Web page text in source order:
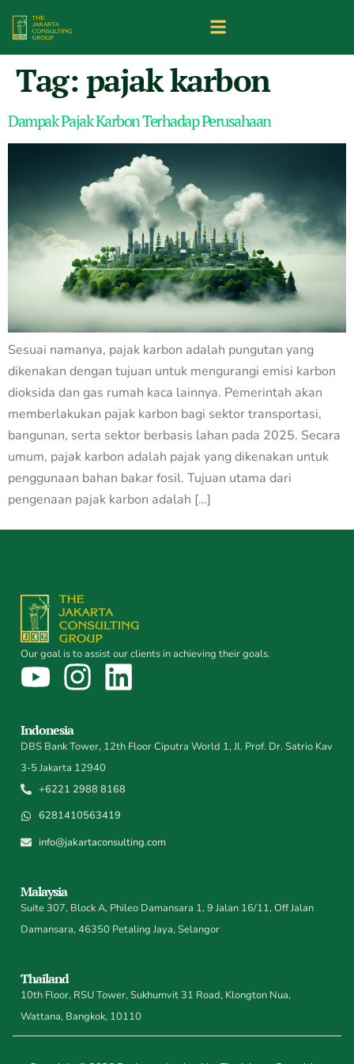
Tag: pajak karbon
Dampak Pajak Karbon Terhadap Perusahaan
Sesuai namanya, pajak karbon adalah pungutan yang
dikenakan dengan tujuan untuk mengurangi emisi karbon
dioksida dan gas rumah kaca lainnya. Pemerintah akan
memberlakukan pajak karbon bagi sektor transportasi,
bangunan, serta sektor berbasis lahan pada 2025. Secara
umum, pajak karbon adalah pajak yang dikenakan untuk
penggunaan bahan bakar fosil. Tujuan utama dari
pengenaan pajak karbon adalah […]
Our goal is to assist our clients in achieving their goals.
Indonesia
DBS Bank Tower, 12th Floor Ciputra World 1, Jl. Prof. Dr. Satrio Kav
3-5 Jakarta 12940
+6221 2988 8168
6281410563419
info@jakartaconsulting.com
Malaysia
Suite 307, Block A, Phileo Damansara 1, 9 Jalan 16/11, Off Jalan
Damansara, 46350 Petaling Jaya, Selangor
Thailand
10th Floor, RSU Tower, Sukhumvit 31 Road, Klongton Nua,
Wattana, Bangkok, 10110